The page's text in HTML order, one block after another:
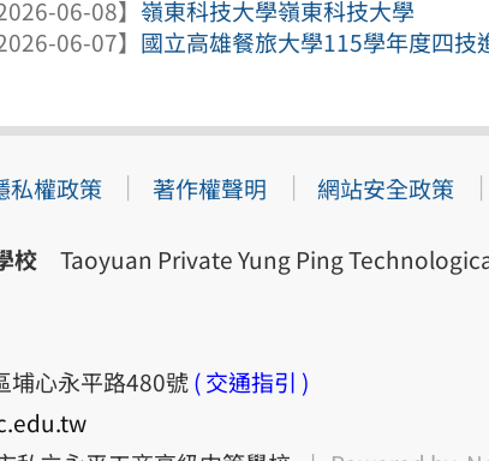
06-08】嶺東科技大學嶺東科技大學
06-07】 國立高雄餐旅大學115學年度四技
私權政策 著作權聲明 網站安全政策
校Taoyuan Private Yung Ping
埔心永平路480號( 交通指引 )